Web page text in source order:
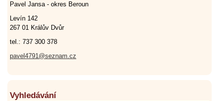
Pavel Jansa - okres Beroun
Levín 142
267 01 Králův Dvůr
tel.: 737 300 378
pavel4791@seznam.cz
Vyhledávání